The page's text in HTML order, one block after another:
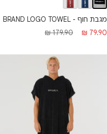
מגבת חוף - BRAND LOGO TOWEL
מחיר
79.90 ₪
מחיר
179.90 ₪